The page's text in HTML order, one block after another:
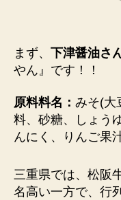
まず、 下津醤油さ
やん 』です！！
原料料名： みそ(大
料、砂糖、しょう
んにく、りんご果
三重県では、松阪
名高い一方で、行